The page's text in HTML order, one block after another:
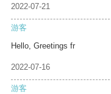
2022-07-21
游客
Hello, Greetings fr
2022-07-16
游客